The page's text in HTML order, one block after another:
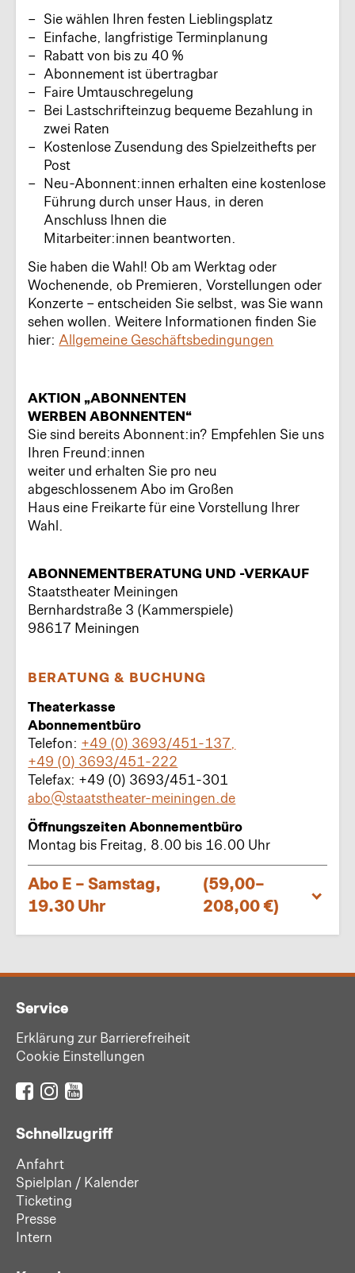
Sie wählen Ihren festen Lieblingsplatz
Einfache, langfristige Terminplanung
Rabatt von bis zu 40 %
Abonnement ist übertragbar
Faire Umtauschregelung
Bei Lastschrifteinzug bequeme Bezahlung in
zwei Raten
Kostenlose Zusendung des Spielzeithefts per
Post
Neu-Abonnent:innen erhalten eine kostenlose
Führung durch unser Haus, in deren
Anschluss Ihnen die
Mitarbeiter:innen beantworten.
Sie haben die Wahl! Ob am Werktag oder
Wochenende, ob Premieren, Vorstellungen oder
Konzerte – entscheiden Sie selbst, was Sie wann
sehen wollen. Weitere Informationen finden Sie
hier:Allgemeine Geschäftsbedingungen
AKTION „ABONNENTEN
WERBENABONNENTEN“
Sie sind bereits Abonnent:in? Empfehlen Sie uns
Ihren Freund:innen
weiter und erhalten Sie pro neu
abgeschlossenem Abo im Großen
Haus eine Freikarte für eine Vorstellung Ihrer
Wahl.
ABONNEMENTBERATUNG UND -VERKAUF
Staatstheater Meiningen
Bernhardstraße 3 (Kammerspiele)
98617 Meiningen
BERATUNG & BUCHUNG
Theaterkasse
Abonnementbüro
Telefon: +49 (0) 3693/451-137,
+49 (0) 3693/451-222
Telefax: +49 (0) 3693/451-301
abo@staatstheater-meiningen.de
Öffnungszeiten Abonnementbüro
Montag bis Freitag, 8.00 bis 16.00 Uhr
Abo E – Samstag,
19.30 Uhr
(59,00–
208,00 €)
Service
Erklärung zur Barrierefreiheit
Cookie Einstellungen
Schnellzugriff
Anfahrt
Spielplan / Kalender
Ticketing
Presse
Intern